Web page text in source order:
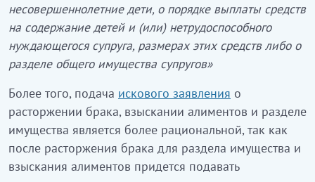
несовершеннолетние дети, о порядке выплаты средств
на содержание детей и (или) нетрудоспособного
нуждающегося супруга, размерах этих средств либо о
разделе общего имущества супругов»
Более того, подача искового заявления о
расторжении брака, взыскании алиментов и разделе
имущества является более рациональной, так как
после расторжения брака для раздела имущества и
взыскания алиментов придется подавать